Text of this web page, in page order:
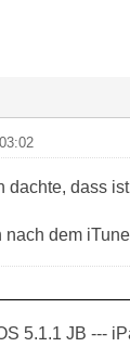
dachte, dass
nach dem
5.1.1 JB ---